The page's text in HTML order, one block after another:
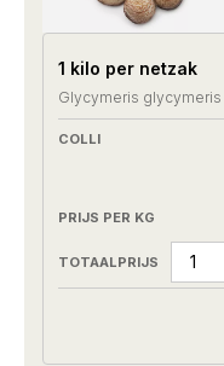
1 kilo per netzak
Glycymeris glycymeris